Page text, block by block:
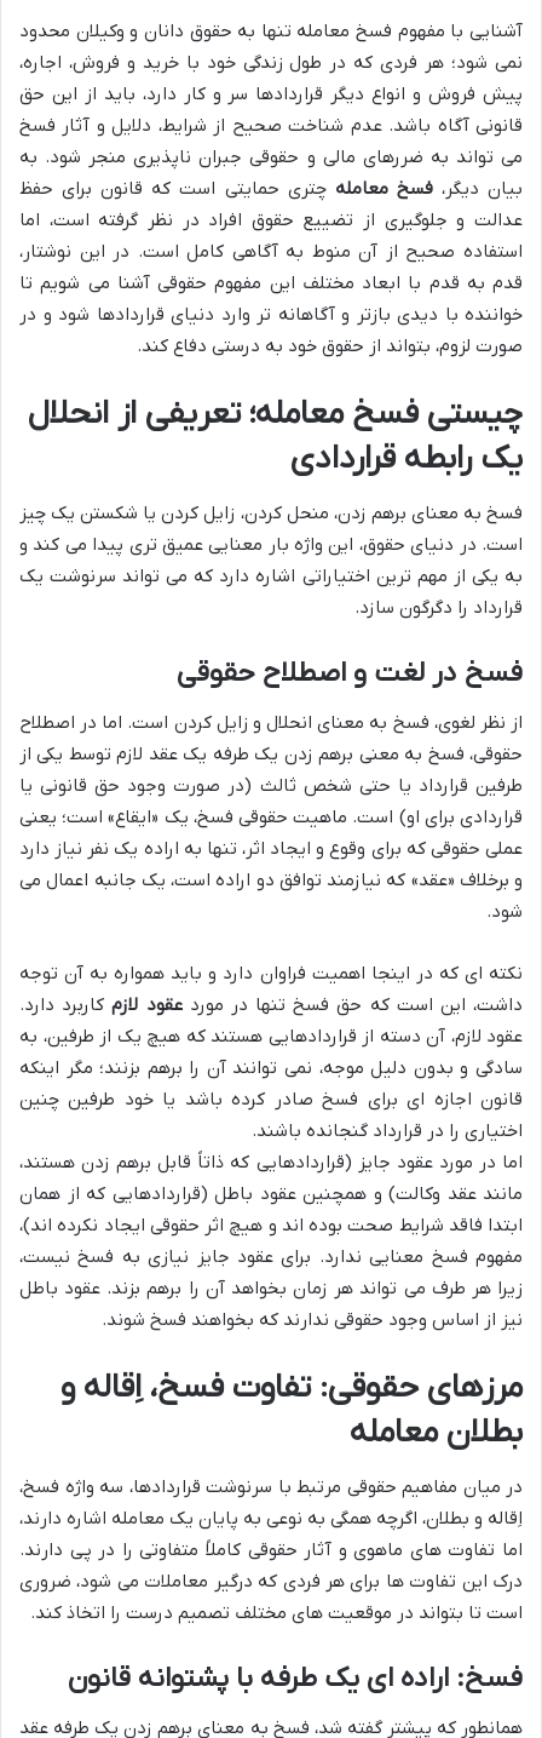
آشنایی با مفهوم فسخ معامله تنها به حقوق دانان و وکیلان محدود
نمی شود؛ هر فردی که در طول زندگی خود با خرید و فروش، اجاره،
پیش فروش و انواع دیگر قراردادها سر و کار دارد، باید از این حق
قانونی آگاه باشد. عدم شناخت صحیح از شرایط، دلایل و آثار فسخ
می تواند به ضررهای مالی و حقوقی جبران ناپذیری منجر شود. به
بیان دیگر،فسخ معامله چتری حمایتی است که قانون برای حفظ
عدالت و جلوگیری از تضییع حقوق افراد در نظر گرفته است، اما
استفاده صحیح از آن منوط به آگاهی کامل است. در این نوشتار،
قدم به قدم با ابعاد مختلف این مفهوم حقوقی آشنا می شویم تا
خواننده با دیدی بازتر و آگاهانه تر وارد دنیای قراردادها شود و در
صورت لزوم، بتواند از حقوق خود به درستی دفاع کند.
چیستی فسخ معامله؛ تعریفی از انحلال
یک رابطه قراردادی
فسخ به معنای برهم زدن، منحل کردن، زایل کردن یا شکستن یک چیز
است. در دنیای حقوق، این واژه بار معنایی عمیق تری پیدا می کند و
به یکی از مهم ترین اختیاراتی اشاره دارد که می تواند سرنوشت یک
قرارداد را دگرگون سازد.
فسخ در لغت و اصطلاح حقوقی
از نظر لغوی، فسخ به معنای انحلال و زایل کردن است. اما در اصطلاح
حقوقی، فسخ به معنی برهم زدن یک طرفه یک عقد لازم توسط یکی از
طرفین قرارداد یا حتی شخص ثالث (در صورت وجود حق قانونی یا
قراردادی برای او) است. ماهیت حقوقی فسخ، یک «ایقاع» است؛ یعنی
عملی حقوقی که برای وقوع و ایجاد اثر، تنها به اراده یک نفر نیاز دارد
و برخلاف «عقد» که نیازمند توافق دو اراده است، یک جانبه اعمال می
شود.
نکته ای که در اینجا اهمیت فراوان دارد و باید همواره به آن توجه
داشت، این است که حق فسخ تنها در موردعقود لازمکاربرد دارد.
عقود لازم، آن دسته از قراردادهایی هستند که هیچ یک از طرفین، به
سادگی و بدون دلیل موجه، نمی توانند آن را برهم بزنند؛ مگر اینکه
قانون اجازه ای برای فسخ صادر کرده باشد یا خود طرفین چنین
اختیاری را در قرارداد گنجانده باشند.
اما در مورد عقود جایز (قراردادهایی که ذاتاً قابل برهم زدن هستند،
مانند عقد وکالت) و همچنین عقود باطل (قراردادهایی که از همان
ابتدا فاقد شرایط صحت بوده اند و هیچ اثر حقوقی ایجاد نکرده اند)،
مفهوم فسخ معنایی ندارد. برای عقود جایز نیازی به فسخ نیست،
زیرا هر طرف می تواند هر زمان بخواهد آن را برهم بزند. عقود باطل
نیز از اساس وجود حقوقی ندارند که بخواهند فسخ شوند.
مرزهای حقوقی: تفاوت فسخ، اِقاله و
بطلان معامله
در میان مفاهیم حقوقی مرتبط با سرنوشت قراردادها، سه واژه فسخ،
اِقاله و بطلان، اگرچه همگی به نوعی به پایان یک معامله اشاره دارند،
اما تفاوت های ماهوی و آثار حقوقی کاملاً متفاوتی را در پی دارند.
درک این تفاوت ها برای هر فردی که درگیر معاملات می شود، ضروری
است تا بتواند در موقعیت های مختلف تصمیم درست را اتخاذ کند.
فسخ: اراده ای یک طرفه با پشتوانه قانون
همانطور که پیشتر گفته شد، فسخ به معنای برهم زدن یک طرفه عقد